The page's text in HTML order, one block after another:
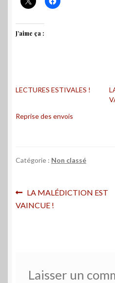
J’aime ça :
LECTURES ESTIVALES !
Reprise des envois
Catégorie : Non classé
Navigation
de
Article
précédent :
LA MALÉDICTION EST
VAINCUE !
Laisser un